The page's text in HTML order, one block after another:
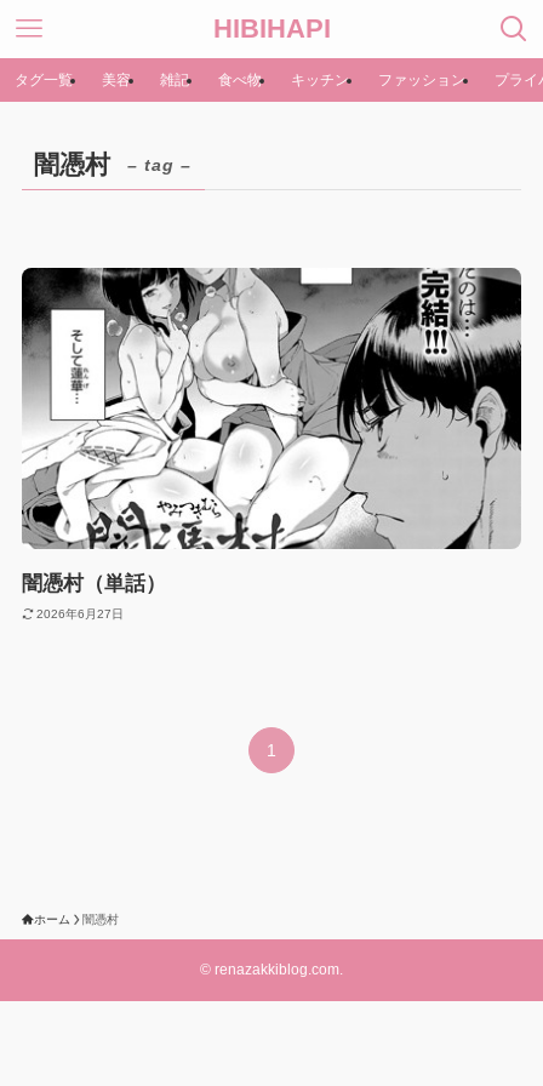
HIBIHAPI
タグ一覧 美容 雑記 食べ物 キッチン ファッション プライ
闇憑村 – tag –
闇憑村（単話）
2026年6月27日
1
ホーム 闇憑村
© renazakkiblog.com.